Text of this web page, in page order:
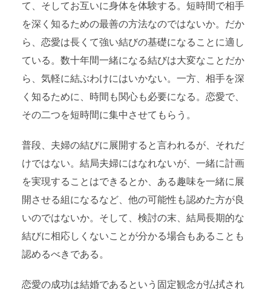
て、そしてお互いに身体を体験する。短時間で相手
を深く知るための最善の方法なのではないか。だか
ら、恋愛は長くて強い結びの基礎になることに適し
ている。数十年間一緒になる結びは大変なことだか
ら、気軽に結ぶわけにはいかない。一方、相手を深
く知るために、時間も関心も必要になる。恋愛で、
その二つを短時間に集中させてもらう。
普段、夫婦の結びに展開すると言われるが、それだ
けではない。結局夫婦にはなれないが、一緒に計画
を実現することはできるとか、ある趣味を一緒に展
開させる組になるなど、他の可能性も認めた方が良
いのではないか。そして、検討の末、結局長期的な
結びに相応しくないことが分かる場合もあることも
認めるべきである。
恋愛の成功は結婚であるという固定観念が払拭され